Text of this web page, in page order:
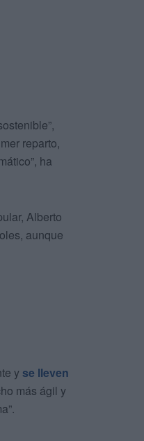
reparto,
ha
Alberto
aunque
y se lleven
más ágil y